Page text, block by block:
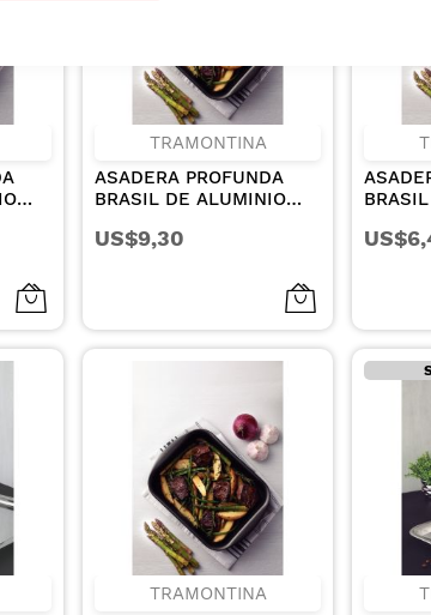
DE
TRAMONTINA
ASADERA PROFUNDA
BRASIL DE ALUMINIO
INTERNO Y EXTERNO DE
STARFLON MAX GRAFITO
US$9,30
TRAMONTINA